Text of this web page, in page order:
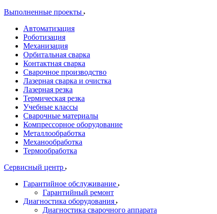
Выполненные проекты
Автоматизация
Роботизация
Механизация
Орбитальная сварка
Контактная сварка
Сварочное производство
Лазерная сварка и очистка
Лазерная резка
Термическая резка
Учебные классы
Сварочные материалы
Компрессорное оборудование
Металлообработка
Механообработка
Термообработка
Сервисный центр
Гарантийное обслуживание
Гарантийный ремонт
Диагностика оборудования
Диагностика сварочного аппарата